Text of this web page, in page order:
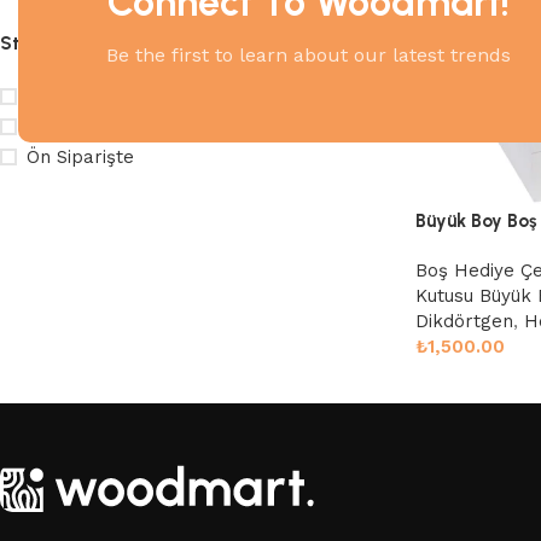
Be the first to learn about our latest trends
Stock Durumu
Ön Siparişte
Büyük Boy
Boş Hediye
Kutusu Büyük
Dikdörtgen,
₺1,500.00